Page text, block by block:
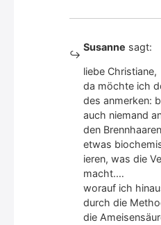
Susanne sagt:
lie­be Chris­tia­ne,
da möch­te ich
des anmer­ken:
auch nie­mand
den
etwas
ie­ren, was die
macht.…
wor­auf ich
durch die
die